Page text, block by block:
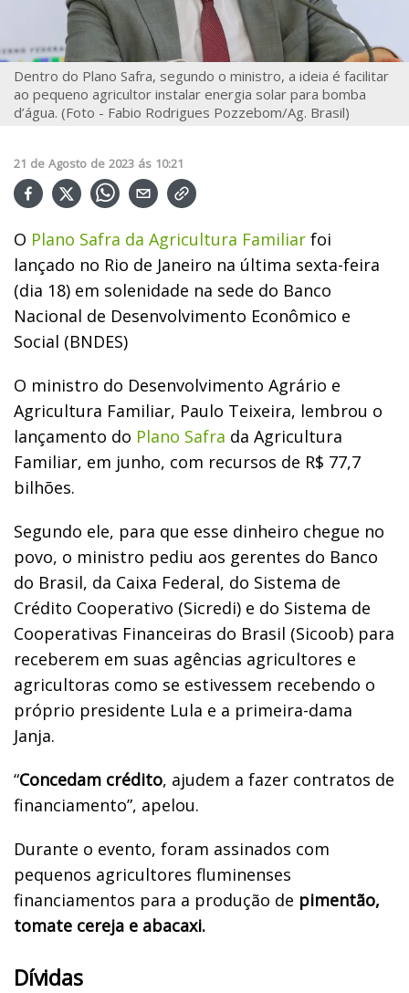
Dentro do Plano Safra, segundo o ministro, a ideia é facilitar
ao pequeno agricultor instalar energia solar para bomba
d’água. (Foto - Fabio Rodrigues Pozzebom/Ag. Brasil)
21 de Agosto de 2023 ás 10:21
O Plano Safra da Agricultura Familiar foi
lançado no Rio de Janeiro na última sexta-feira
(dia 18) em solenidade na sede do Banco
Nacional de Desenvolvimento Econômico e
Social (BNDES)
O ministro do Desenvolvimento Agrário e
Agricultura Familiar, Paulo Teixeira, lembrou o
lançamento do Plano Safra da Agricultura
Familiar, em junho, com recursos de R$ 77,7
bilhões.
Segundo ele, para que esse dinheiro chegue no
povo, o ministro pediu aos gerentes do Banco
do Brasil, da Caixa Federal, do Sistema de
Crédito Cooperativo (Sicredi) e do Sistema de
Cooperativas Financeiras do Brasil (Sicoob) para
receberem em suas agências agricultores e
agricultoras como se estivessem recebendo o
próprio presidente Lula e a primeira-dama
Janja.
“Concedam crédito, ajudem a fazer contratos de
financiamento”, apelou.
Durante o evento, foram assinados com
pequenos agricultores fluminenses
financiamentos para a produção de pimentão,
tomate cereja e abacaxi.
Dívidas